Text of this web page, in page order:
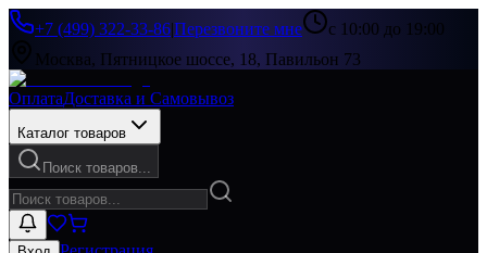
+7 (499) 322-33-86|Перезвоните мне
с 10:00 до 19:00
Москва, Пятницкое шоссе, 18, Павильон 73
ОплатаДоставка и Самовывоз
Каталог товаров
Поиск товаров...